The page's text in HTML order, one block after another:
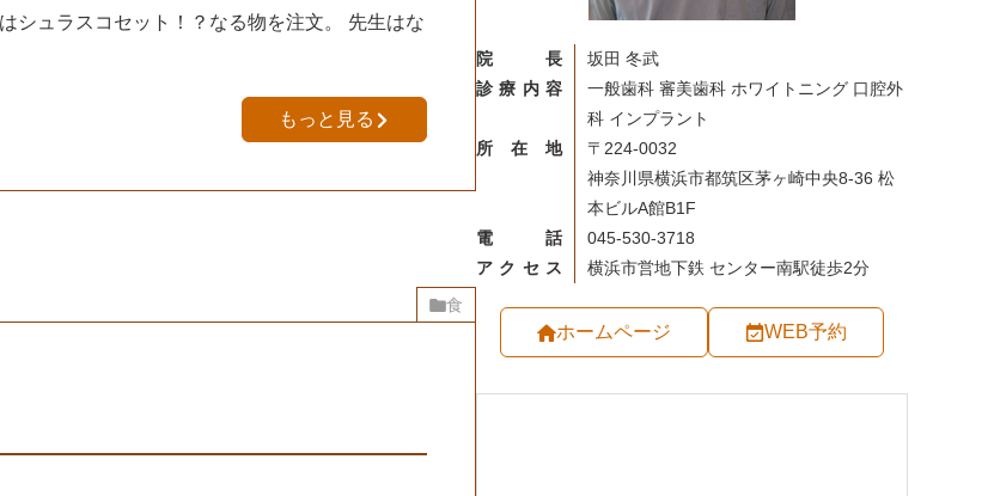
シュラスコセット！？なる物を注文。 先生はな
もっと見る
食
院長
坂田 冬武
診療内容
一般歯科 審美歯科 ホワイトニング 口腔外
科 インプラント
所在地
〒224-0032
神奈川県横浜市都筑区茅ヶ崎中央8-36 松
本ビルA館B1F
電話
045-530-3718
アクセス
横浜市営地下鉄 センター南駅徒歩2分
ホームページ WEB予約